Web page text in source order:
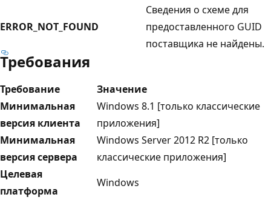
ERROR_NOT_FOUND
Сведения о схеме для
предоставленного GUID
поставщика не найдены.
Требования
Требование
Значение
Минимальная
версия клиента
Windows 8.1 [только классические
приложения]
Минимальная
версия сервера
Windows Server 2012 R2 [только
классические приложения]
Целевая
платформа
Windows